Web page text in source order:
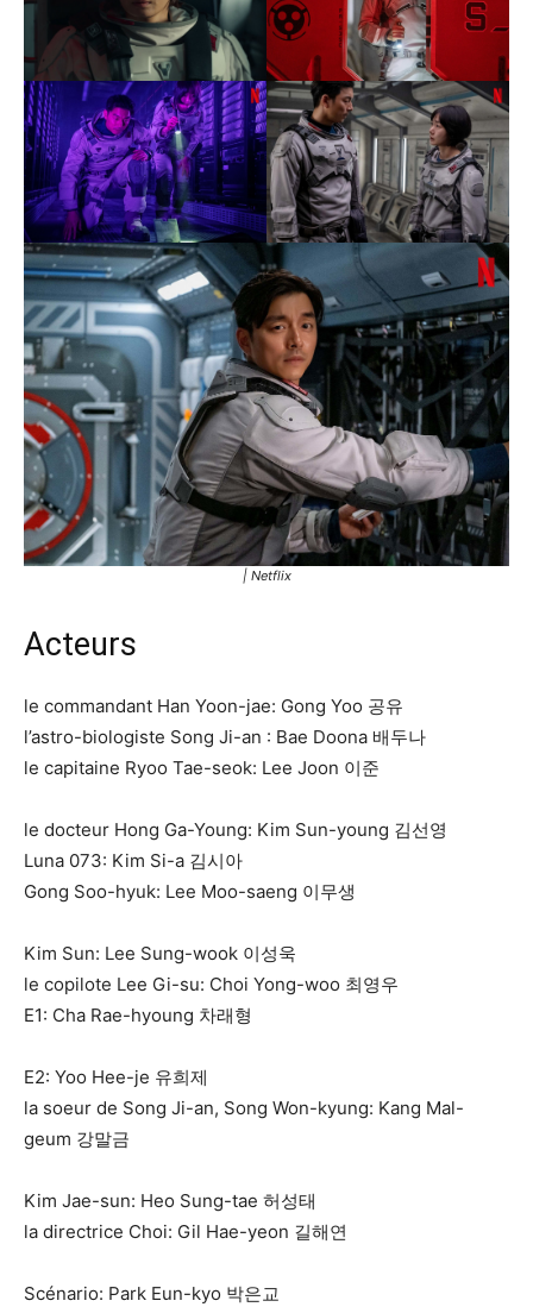
| Netflix
Acteurs
le commandant Han Yoon-jae: Gong Yoo 공유
l’astro-biologiste Song Ji-an : Bae Doona 배두나
le capitaine Ryoo Tae-seok: Lee Joon 이준
le docteur Hong Ga-Young: Kim Sun-young 김선영
Luna 073: Kim Si-a 김시아
Gong Soo-hyuk: Lee Moo-saeng 이무생
Kim Sun: Lee Sung-wook 이성욱
le copilote Lee Gi-su: Choi Yong-woo 최영우
E1: Cha Rae-hyoung 차래형
E2: Yoo Hee-je 유희제
la soeur de Song Ji-an, Song Won-kyung: Kang Mal-
geum 강말금
Kim Jae-sun: Heo Sung-tae 허성태
la directrice Choi: Gil Hae-yeon 길해연
Scénario: Park Eun-kyo 박은교